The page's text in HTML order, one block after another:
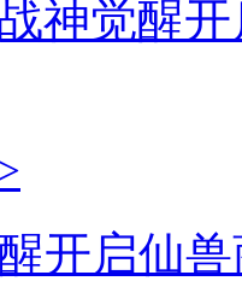
神觉醒
开启仙